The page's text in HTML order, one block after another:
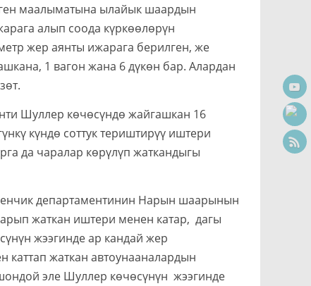
маалыматына ылайык шаардын
алып соода күркөөлөрүн
жер аянты ижарага берилген, же
1 вагон жана 6 дүкөн бар. Алардан
Шуллер көчөсүндө жайгашкан 16
күндө соттук териштирүү иштери
да чаралар көрүлүп жаткандыгы
департаментинин Нарын шаарынын
жаткан иштери менен катар, дагы
жээгинде ар кандай жер
жаткан автоунааналардын
эле Шуллер көчөсүнүн жээгинде